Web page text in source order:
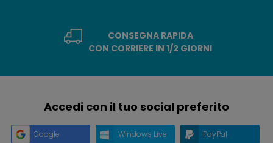
CONSEGNA RAPIDA
CON CORRIERE IN 1/2 GIORNI
Accedi con il tuo social preferito
Google Windows Live PayPal